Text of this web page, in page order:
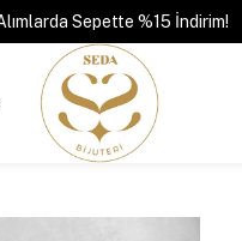
Sepette %15 İndirim!